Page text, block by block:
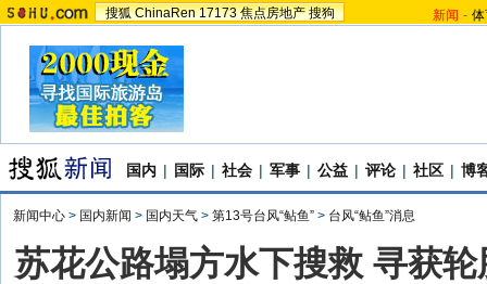
搜狐 ChinaRen 17173 焦点房地产 搜狗 新闻 -
国内 | 国际 | 社会 | 军事 | 公益 | 评论 | 社区 | 博
新闻中心 > 国内新闻 > 国内天气 > 第13号台风“鲇鱼” > 台风“鲇鱼”消息
苏花公路塌方水下搜救 寻获